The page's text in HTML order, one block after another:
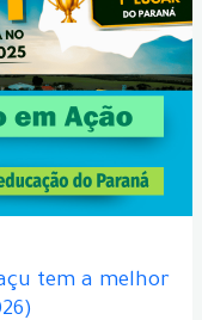
tem a melhor